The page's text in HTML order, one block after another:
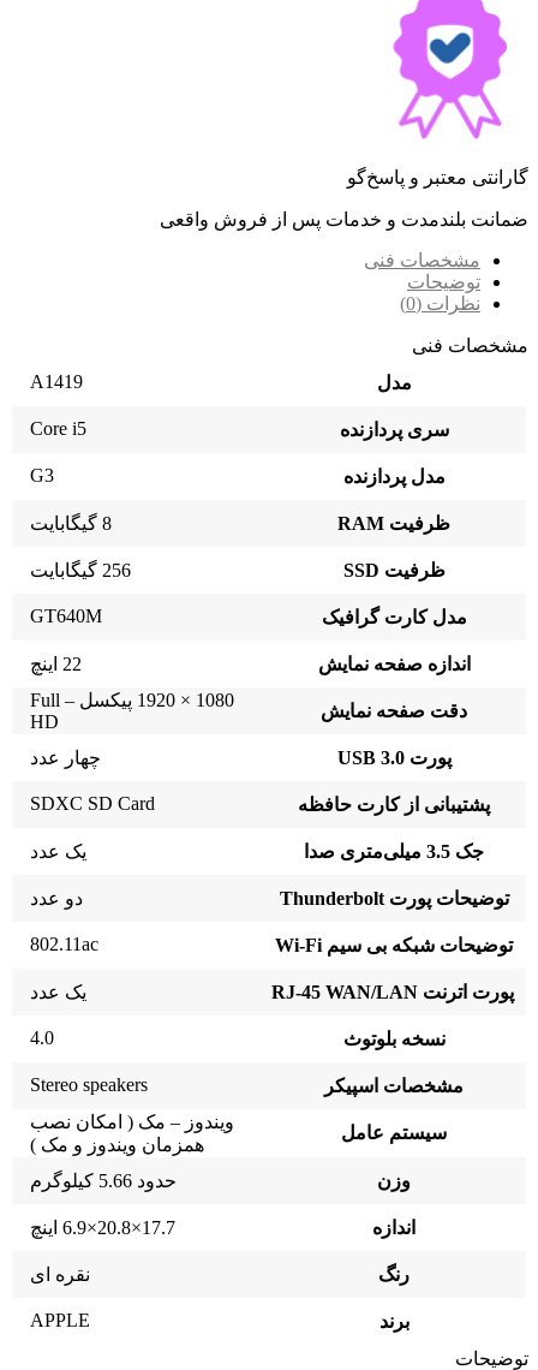
گارانتی معتبر و پاسخ‌گو
ضمانت بلندمدت و خدمات پس از فروش واقعی
مشخصات فنی
توضیحات
نظرات (0)
مشخصات فنی
مدل
A1419
سری پردازنده Core i5
مدل پردازنده G3
ظرفیت RAM 8 گیگابایت
ظرفیت SSD 256 گیگابایت
مدل کارت گرافیک GT640M
اندازه صفحه نمایش 22 اینچ
دقت صفحه نمایش
1080 × 1920 پیکسل – Full
HD
پورت USB 3.0
چهار عدد
پشتیبانی از کارت حافظه SDXC SD Card
جک 3.5 میلی‌متری صدا یک عدد
توضیحات پورت Thunderbolt دو عدد
توضیحات شبکه بی سیم Wi-Fi 802.11ac
پورت اترنت RJ-45 WAN/LAN یک عدد
نسخه بلوتوث 4.0
مشخصات اسپیکر Stereo speakers
سیستم عامل
ویندوز – مک ( امکان نصب
همزمان ویندوز و مک )
وزن
حدود 5.66 کیلوگرم
اندازه 17.7×20.8×6.9 اینچ
رنگ نقره ای
برند
APPLE
توضیحات